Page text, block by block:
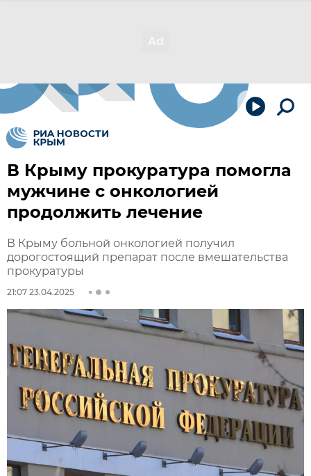
В Крыму прокуратура помогла
мужчине с онкологией
продолжить лечение
В Крыму больной онкологией получил
дорогостоящий препарат после вмешательства
прокуратуры
21:07 23.04.2025